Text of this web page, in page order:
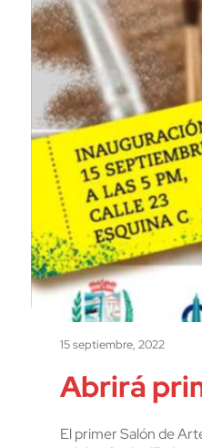
15 septiembre, 2022
Abrirá
El primer Salón de